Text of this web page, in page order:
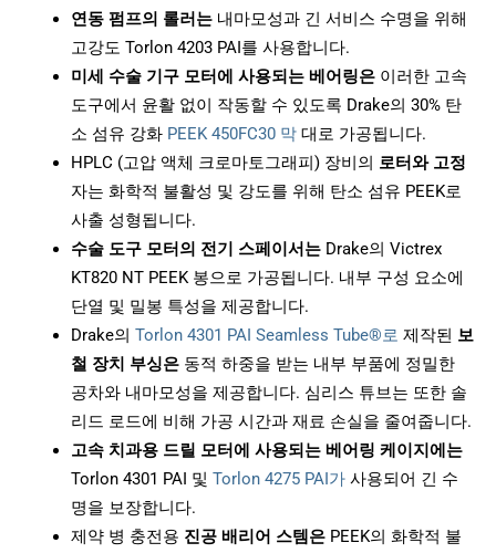
연동 펌프의 롤러는 내마모성과 긴 서비스 수명을 위해
고강도 Torlon 4203 PAI를 사용합니다.
미세 수술 기구 모터에 사용되는 베어링은이러한 고속
도구에서 윤활 없이 작동할 수 있도록 Drake의 30% 탄
소 섬유 강화 PEEK 450FC30 막대로 가공됩니다.
HPLC (고압 액체 크로마토그래피) 장비의 로터와 고정
자는 화학적 불활성 및 강도를 위해 탄소 섬유 PEEK로
사출 성형됩니다.
수술 도구 모터의 전기 스페이서는Drake의 Victrex
KT820 NT PEEK 봉으로 가공됩니다. 내부 구성 요소에
단열 및 밀봉 특성을 제공합니다.
Drake의 Torlon 4301 PAI Seamless Tube®로 제작된 보
철 장치 부싱은동적 하중을 받는 내부 부품에 정밀한
공차와 내마모성을 제공합니다. 심리스 튜브는 또한 솔
리드 로드에 비해 가공 시간과 재료 손실을 줄여줍니다.
고속 치과용 드릴 모터에 사용되는 베어링 케이지에는
Torlon 4301 PAI 및 Torlon 4275 PAI가사용되어 긴 수
명을 보장합니다.
제약 병 충전용 진공 배리어 스템은 PEEK의 화학적 불